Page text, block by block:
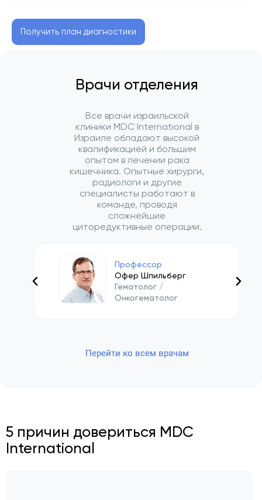
Получить план диагностики
Врачи отделения
Все врачи израильской
клиники MDC International в
Израиле обладают высокой
квалификацией и большим
опытом в лечении рака
кишечника. Опытные хирурги,
радиологи и другие
специалисты работают в
команде, проводя
сложнейшие
циторедуктивные операции.
Профессор
Офер Шпильберг
Гематолог /
Онкогематолог
Перейти ко всем врачам
5 причин довериться MDC
International